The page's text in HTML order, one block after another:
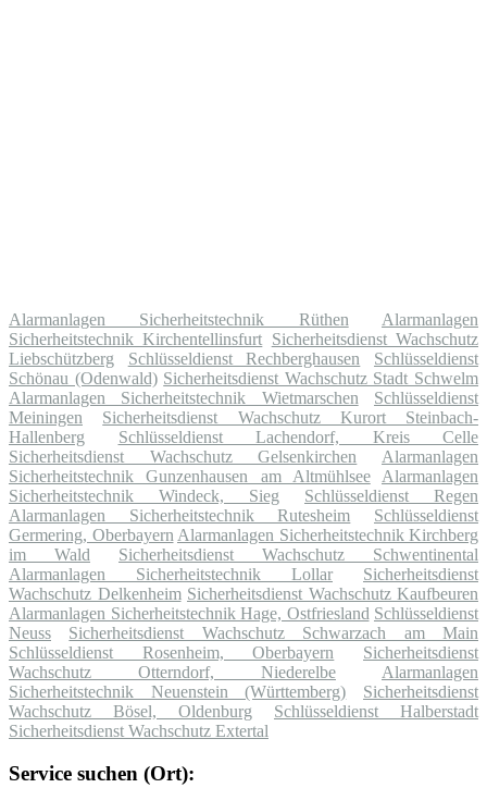
Alarmanlagen Sicherheitstechnik Rüthen
Alarmanlagen
Sicherheitstechnik Kirchentellinsfurt Sicherheitsdienst Wachschutz
Liebschützberg
Schlüsseldienst Rechberghausen
Schlüsseldienst
Schönau (Odenwald) Sicherheitsdienst Wachschutz Stadt Schwelm
Alarmanlagen Sicherheitstechnik Wietmarschen
Schlüsseldienst
Meiningen
Sicherheitsdienst Wachschutz Kurort Steinbach-
Hallenberg
Schlüsseldienst Lachendorf, Kreis Celle
Sicherheitsdienst Wachschutz Gelsenkirchen
Alarmanlagen
Sicherheitstechnik Gunzenhausen am Altmühlsee
Alarmanlagen
Sicherheitstechnik Windeck, Sieg
Schlüsseldienst Regen
Alarmanlagen Sicherheitstechnik Rutesheim
Schlüsseldienst
Germering, Oberbayern Alarmanlagen Sicherheitstechnik Kirchberg
im Wald
Sicherheitsdienst Wachschutz Schwentinental
Alarmanlagen Sicherheitstechnik Lollar
Sicherheitsdienst
Wachschutz Delkenheim Sicherheitsdienst Wachschutz Kaufbeuren
Alarmanlagen Sicherheitstechnik Hage, Ostfriesland Schlüsseldienst
Neuss
Sicherheitsdienst Wachschutz Schwarzach am Main
Schlüsseldienst Rosenheim, Oberbayern
Sicherheitsdienst
Wachschutz Otterndorf, Niederelbe
Alarmanlagen
Sicherheitstechnik Neuenstein (Württemberg)
Sicherheitsdienst
Wachschutz Bösel, Oldenburg
Schlüsseldienst Halberstadt
Sicherheitsdienst Wachschutz Extertal
Service suchen (Ort):